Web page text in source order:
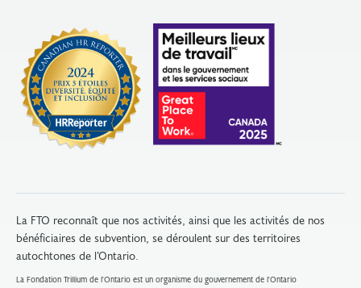
La FTO reconnaît que nos activités, ainsi que les activités de nos
bénéficiaires de subvention, se déroulent sur des territoires
autochtones de l’Ontario.
La Fondation Trillium de l'Ontario est un organisme du gouvernement de l'Ontario